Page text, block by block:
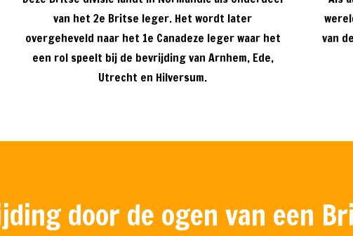
van het 2e Britse leger. Het wordt later
overgeheveld naar het 1e Canadeze leger waar het
een rol speelt bij de bevrijding van Arnhem, Ede,
Utrecht en Hilversum.
van
door de ogen van een